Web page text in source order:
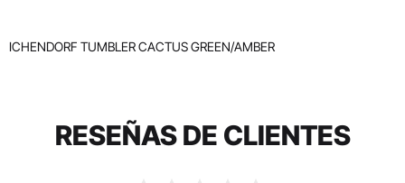
ICHENDORF TUMBLER CACTUS GREEN/AMBER
RESEÑAS DE CLIENTES